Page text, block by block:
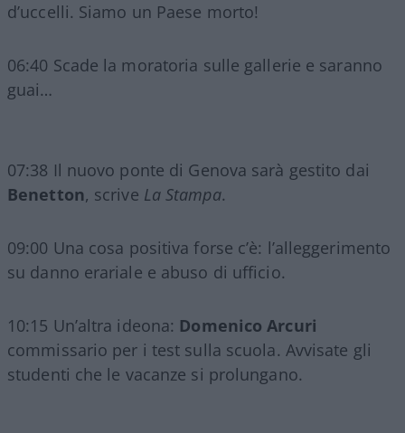
d’uccelli. Siamo un Paese morto!
06:40 Scade la moratoria sulle gallerie e saranno
guai…
07:38 Il nuovo ponte di Genova sarà gestito dai
Benetton, scrive La Stampa.
09:00 Una cosa positiva forse c’è: l’alleggerimento
su danno erariale e abuso di ufficio.
10:15 Un’altra ideona: Domenico Arcuri
commissario per i test sulla scuola. Avvisate gli
studenti che le vacanze si prolungano.